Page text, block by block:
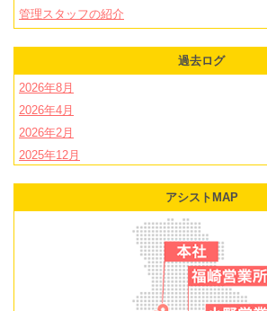
管理スタッフの紹介
過去ログ
2026年8月
2026年4月
2026年2月
2025年12月
アシストMAP